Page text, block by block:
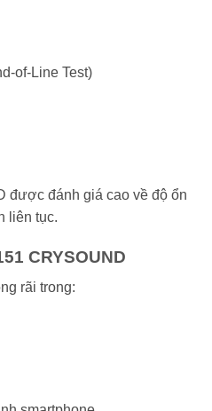
of-Line Test)
được đánh giá cao về độ ổn
liên tục.
CRYSOUND
rãi trong: